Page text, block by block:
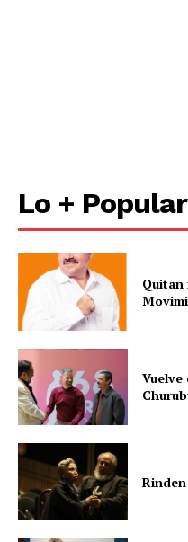
Lo + Popular
Quitan
Vuelve